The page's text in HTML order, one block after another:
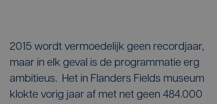
2015 wordt vermoedelijk geen recordjaar,
maar in elk geval is de programmatie erg
ambitieus. Het in Flanders Fields museum
klokte vorig jaar af met net geen 484.000